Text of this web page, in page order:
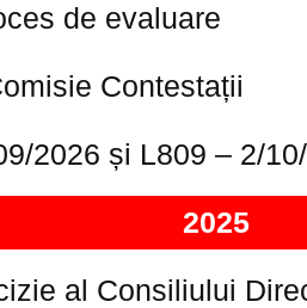
de evaluare
Contestații
2026 și L809 – 2/
2025
al Consiliului